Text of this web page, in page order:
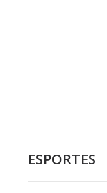
ESPORTES